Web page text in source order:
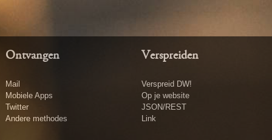
Ontvangen
Mail
Mobiele Apps
Twitter
Andere methodes
Verspreiden
Verspreid DW!
Op je website
JSON/REST
Link